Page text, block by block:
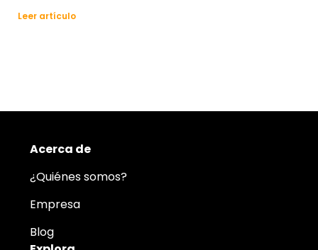
Leer artículo
Acerca de
¿Quiénes somos?
Empresa
Blog